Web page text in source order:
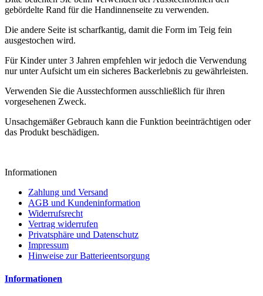
gebördelte Rand für die Handinnenseite zu verwenden.
Die andere Seite ist scharfkantig, damit die Form im Teig fein
ausgestochen wird.
Für Kinder unter 3 Jahren empfehlen wir jedoch die Verwendung
nur unter Aufsicht um ein sicheres Backerlebnis zu gewährleisten.
Verwenden Sie die Ausstechformen ausschließlich für ihren
vorgesehenen Zweck.
Unsachgemäßer Gebrauch kann die Funktion beeinträchtigen oder
das Produkt beschädigen.
Informationen
Zahlung und Versand
AGB und Kundeninformation
Widerrufsrecht
Vertrag widerrufen
Privatsphäre und Datenschutz
Impressum
Hinweise zur Batterieentsorgung
Informationen